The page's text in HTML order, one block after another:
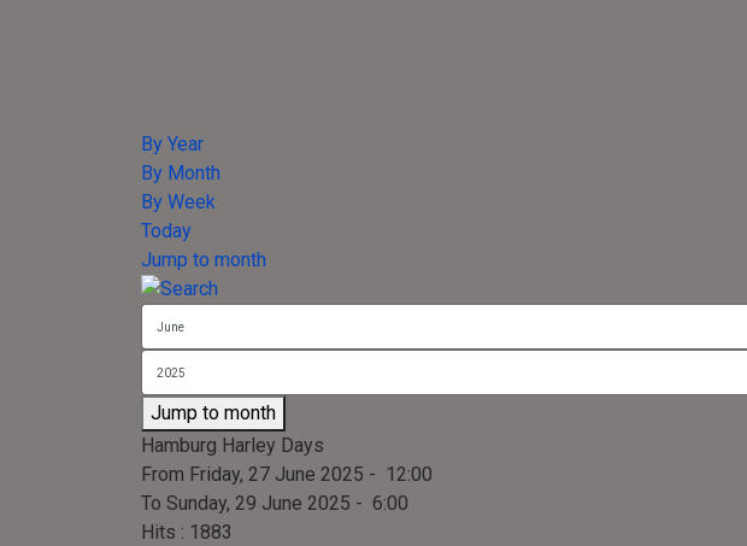
By Year
By Month
By Week
Today
Jump to month
Jump to month
Hamburg Harley Days
From Friday, 27 June 2025 - 12:00
To Sunday, 29 June 2025 - 6:00
Hits : 1883